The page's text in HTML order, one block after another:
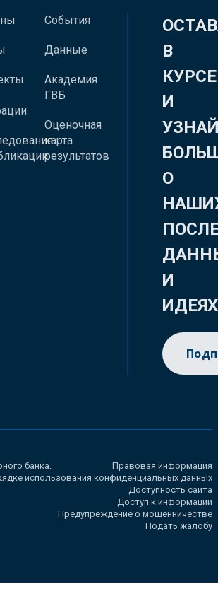
События
Данные
Академия
ГВБ
Оценочная
карта
результатов
В
КУРСЕ
И
О
И
ИДЕЯХ
банка.
Правовая информация
использования конфиденциальных данных
Доступность сайта
Доступ к информации
Предупреждение о мошенничестве
Подать жалобу